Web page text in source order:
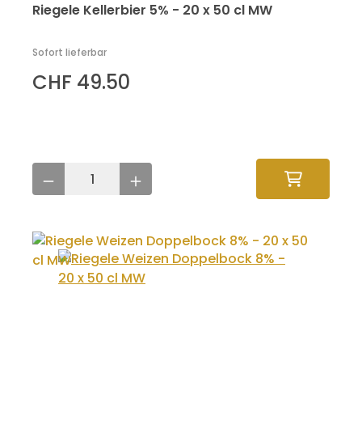
Riegele Kellerbier 5% - 20 x 50 cl MW
Sofort lieferbar
CHF 49.50